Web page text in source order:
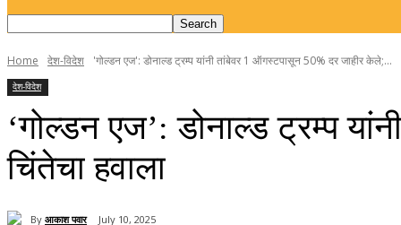
Home देश-विदेश 'गोल्डन एज': डोनाल्ड ट्रम्प यांनी तांबेवर 1 ऑगस्टपासून 50% दर जाहीर केले;...
देश-विदेश
‘गोल्डन एज’: डोनाल्ड ट्रम्प
चिंतेचा हवाला
By आकाश पवार July 10, 2025